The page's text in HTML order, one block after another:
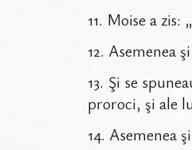
11. Moise a zis:
12. Asemenea
13. Şi se
proroci, şi ale
14. Asemenea